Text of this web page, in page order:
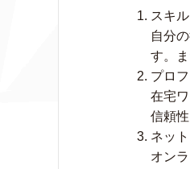
スキ
自分
す。
プロ
在宅
信頼
ネッ
オン